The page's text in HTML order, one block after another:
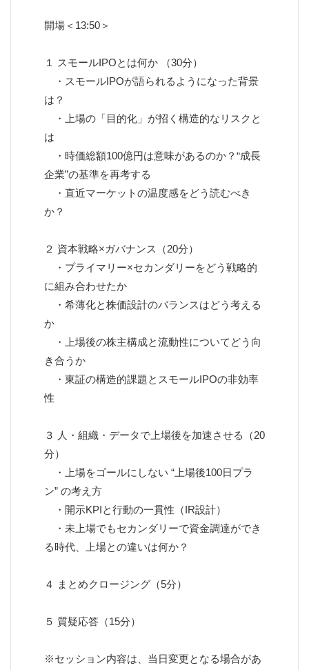
開場＜13:50＞
１ スモールIPOとは何か （30分）
・スモールIPOが語られるようになった背景
は？
・上場の「目的化」が招く構造的なリスクと
は
・時価総額100億円は意味があるのか？“成長
企業”の基準を再考する
・直近マーケットの温度感をどう読むべき
か？
２ 資本戦略×ガバナンス（20分）
・プライマリー×セカンダリーをどう戦略的
に組み合わせたか
・希薄化と株価設計のバランスはどう考える
か
・上場後の株主構成と流動性についてどう向
き合うか
・東証の構造的課題とスモールIPOの非効率
性
３ 人・組織・データで上場後を加速させる（20
分）
・上場をゴールにしない “上場後100日プラ
ン” の考え方
・開示KPIと行動の一貫性（IR設計）
・未上場でもセカンダリーで資金調達ができ
る時代、上場との違いは何か？
４ まとめクロージング（5分）
５ 質疑応答（15分）
※セッション内容は、当日変更となる場合があ